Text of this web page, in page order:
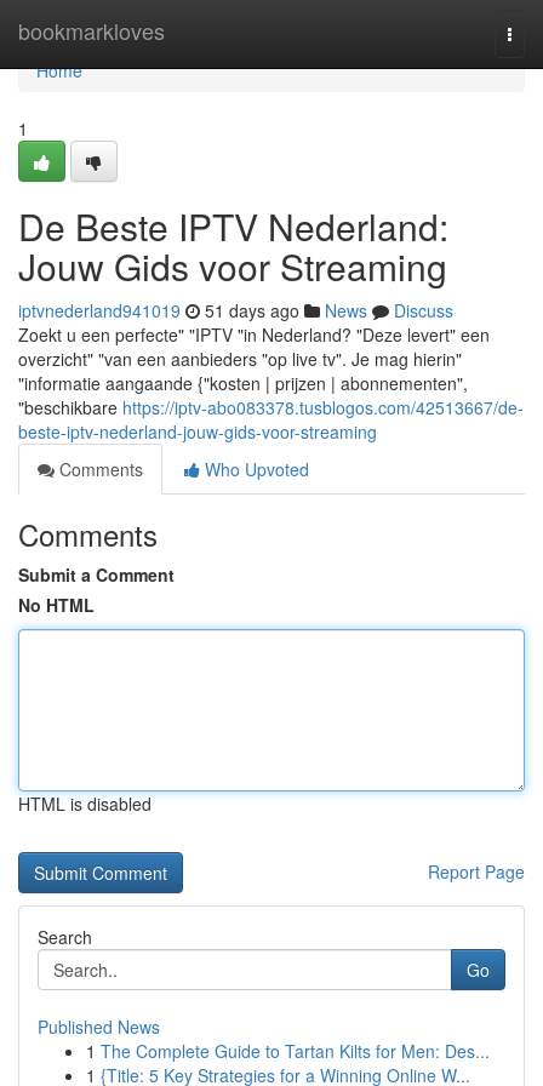
bookmarkloves
Home
Home
1
De Beste IPTV Nederland:
Jouw Gids voor Streaming
iptvnederland941019 51 days ago News
Discuss
Zoekt u een perfecte" "IPTV "in Nederland? "Deze levert" een
overzicht" "van een aanbieders "op live tv". Je mag hierin"
"informatie aangaande {"kosten | prijzen | abonnementen",
"beschikbare https://iptv-abo083378.tusblogos.com/42513667/de-
beste-iptv-nederland-jouw-gids-voor-streaming
Comments
Who Upvoted
Comments
Submit a Comment
No HTML
HTML is disabled
Report Page
Search
Go
Published News
1 The Complete Guide to Tartan Kilts for Men: Des...
1 {Title: 5 Key Strategies for a Winning Online W...